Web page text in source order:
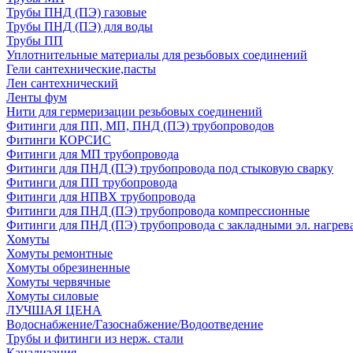
Трубы ПНД (ПЭ) газовые
Трубы ПНД (ПЭ) для воды
Трубы ПП
Уплотнительные материалы для резьбовых соединений
Гели сантехнические,пасты
Лен сантехнический
Ленты фум
Нити для гермеризации резьбовых соединений
Фитинги для ПП, МП, ПНД (ПЭ) трубопроводов
Фитинги КОРСИС
Фитинги для МП трубопровода
Фитинги для ПНД (ПЭ) трубопровода под стыковую сварку
Фитинги для ПП трубопровода
Фитинги для НПВХ трубопровода
Фитинги для ПНД (ПЭ) трубопровода компрессионные
Фитинги для ПНД (ПЭ) трубопровода с закладными эл.
Хомуты
Хомуты ремонтные
Хомуты обрезиненные
Хомуты червячные
Хомуты силовые
ЛУЧШАЯ ЦЕНА
Водоснабжение/Газоснабжение/Водоотведение
Трубы и фитинги из нерж. стали